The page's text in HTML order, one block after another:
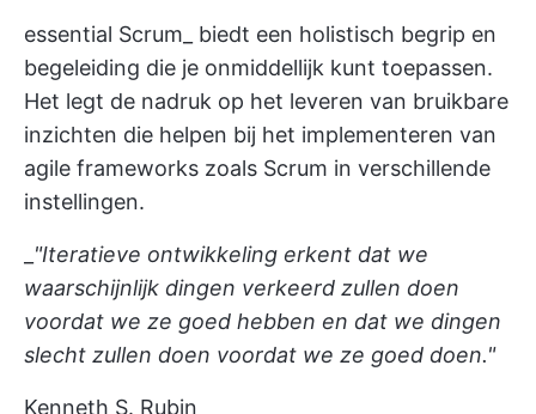
essential Scrum_ biedt een holistisch begrip en
begeleiding die je onmiddellijk kunt toepassen.
Het legt de nadruk op het leveren van bruikbare
inzichten die helpen bij het implementeren van
agile frameworks zoals Scrum in verschillende
instellingen.
"Iteratieve ontwikkeling erkent dat we
waarschijnlijk dingen verkeerd zullen doen
voordat we ze goed hebben en dat we dingen
slecht zullen doen voordat we ze goed doen."
Kenneth S. Rubin